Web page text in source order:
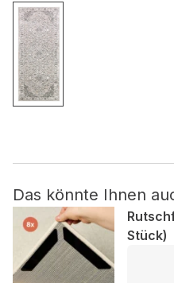
Das könnte Ihnen
Stück)
ansprechend sind und somit
Werbetreibende Dritter sind.
Nicht kategorisiert.
Andere nicht kategorisierte
Meine
Alle